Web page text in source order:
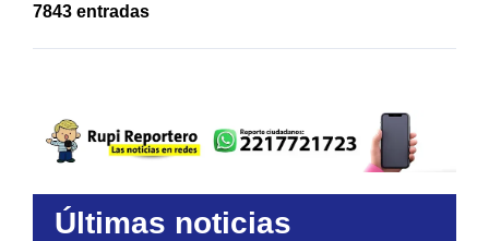
7843 entradas
Últimas noticias